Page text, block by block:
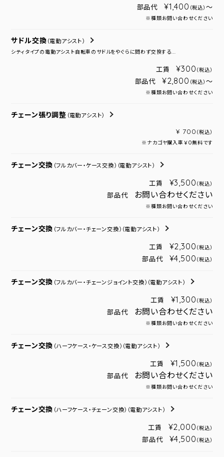
部品代 ¥1,400 （税込） ～
※種類お問い合わせください
サドル交換 （電動アシスト）
シティタイプの電動アシスト自転車のサドルをやぐらに問わず交換する...
工賃 ¥300 （税込）
部品代 ¥2,800 （税込） ～
※種類お問い合わせください
チェーン張り調整 （電動アシスト）
¥ 700 （税込）
※ナカゴヤ購入車￥０無料です
チェーン交換 （フルカバー・ケース交換） （電動アシスト）
工賃 ¥3,500 （税込）
部品代 お問い合わせください
※種類お問い合わせください
チェーン交換 （フルカバー・チェーン交換） （電動アシスト）
工賃 ¥2,300 （税込）
部品代 ¥4,500 （税込）
チェーン交換 （フルカバー・チェーンジョイント交換） （電動アシスト）
工賃 ¥1,300 （税込）
部品代 お問い合わせください
※種類お問い合わせください
チェーン交換 （ハーフケース・ケース交換） （電動アシスト）
工賃 ¥1,500 （税込）
部品代 お問い合わせください
※種類お問い合わせください
チェーン交換 （ハーフケース・チェーン交換） （電動アシスト）
工賃 ¥2,000 （税込）
部品代 ¥4,500 （税込）